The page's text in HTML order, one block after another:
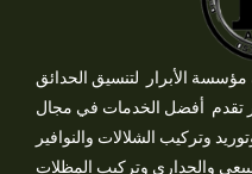
الأبرار لتنسيق الحدائق
تقدم أفضل الخدمات في مجال
وتركيب الشلالات والنوافير
والجداري وتركيب المظلات